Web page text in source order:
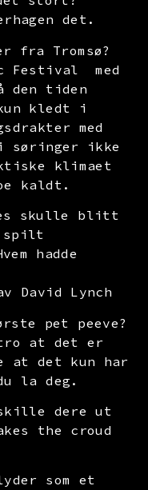
det.
fra Tromsø?
Festival med
den tiden
kledt i
med
søringer ikke
klimaet
kaldt.
skulle blitt
spilt
hadde
David Lynch
pet peeve?
at det er
at det kun har
la deg.
dere ut
the croud
som et